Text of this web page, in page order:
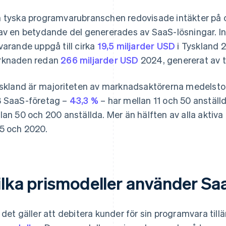
tyska programvarubranschen redovisade intäkter på
en betydande del genererades av SaaS-lösningar.
uppgå till cirka 19,5 miljarder USD i Tyskland
redan 266 miljarder USD 2024, genererat
är majoriteten av marknadsaktörerna
SaaS-företag – 43,3 % – har mellan 11 och 50
50 och 200 anställda. Mer än hälften av alla
och 2020.
prismodeller använder
det gäller att debitera kunder för sin programvara